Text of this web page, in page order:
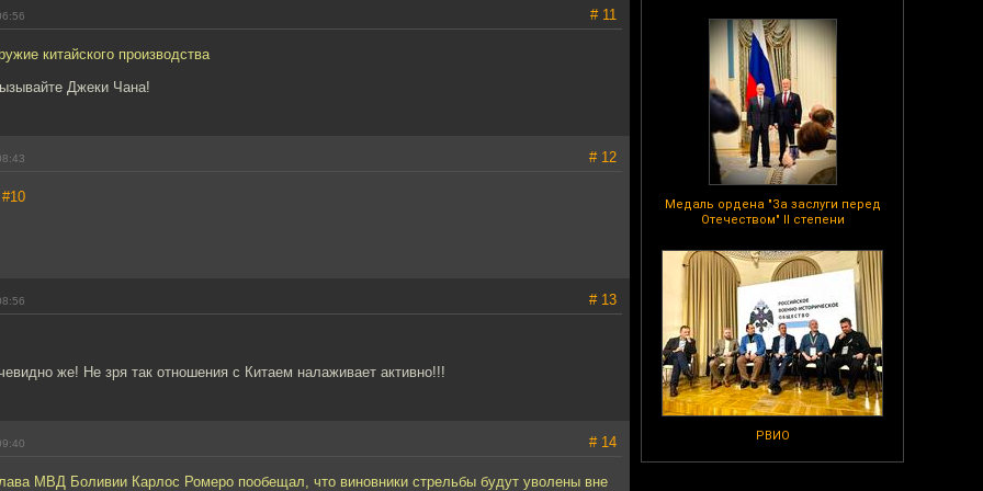
Медаль ордена "За заслуги перед
Отечеством" II степени
РВИО
# 11
китайского производства
Джеки Чана!
# 12
#10
# 13
же! Не зря так отношения с Китаем налаживает активно!!!
# 14
МВД Боливии Карлос Ромеро пообещал, что виновники стрельбы будут уволены вне